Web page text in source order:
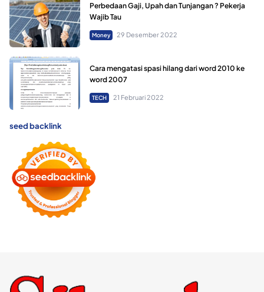
Perbedaan Gaji, Upah dan Tunjangan ? Pekerja
Wajib Tau
Money 29 Desember 2022
Cara mengatasi spasi hilang dari word 2010 ke
word 2007
TECH 21 Februari 2022
seed backlink